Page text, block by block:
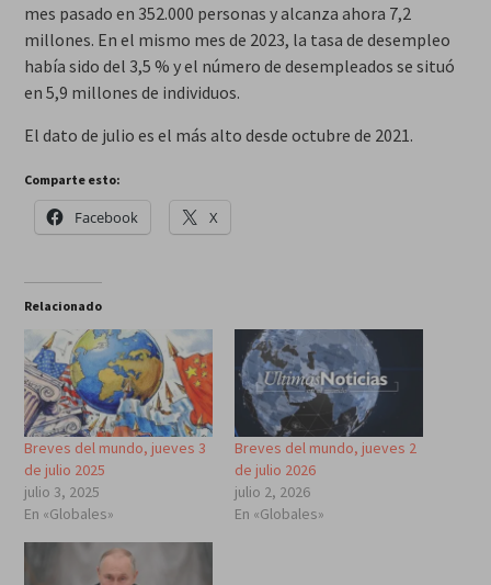
mes pasado en 352.000 personas y alcanza ahora 7,2
millones. En el mismo mes de 2023, la tasa de desempleo
había sido del 3,5 % y el número de desempleados se situó
en 5,9 millones de individuos.
El dato de julio es el más alto desde octubre de 2021.
Comparte esto:
Facebook X
Relacionado
Breves del mundo, jueves 3
de julio 2025
julio 3, 2025
En «Globales»
Breves del mundo, jueves 2
de julio 2026
julio 2, 2026
En «Globales»